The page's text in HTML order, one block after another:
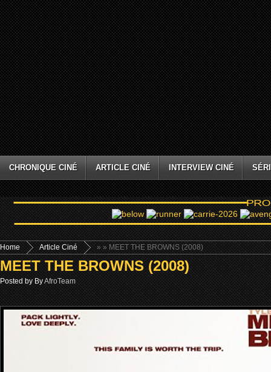
CHRONIQUE CINÉ ARTICLE CINÉ INTERVIEW CINÉ
Home »
Article Ciné » MEET THE BROWNS (2008)
MEET THE BROWNS (2008)
Posted by ByAfroTeam